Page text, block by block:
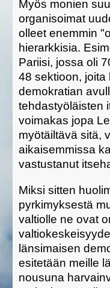
Myös monien
organisoimat
olleet enemmin
hierarkkisia.
Pariisi, jossa oli
48 sektioon, joita
demokratian
tehdastyöläisten
voimakas jopa
myötäiltävä sitä,
aikaisemmissa
vastustanut
Miksi sitten
pyrkimyksestä
valtiolle ne ovat
länsimaisen
esitetään meille
nousuna